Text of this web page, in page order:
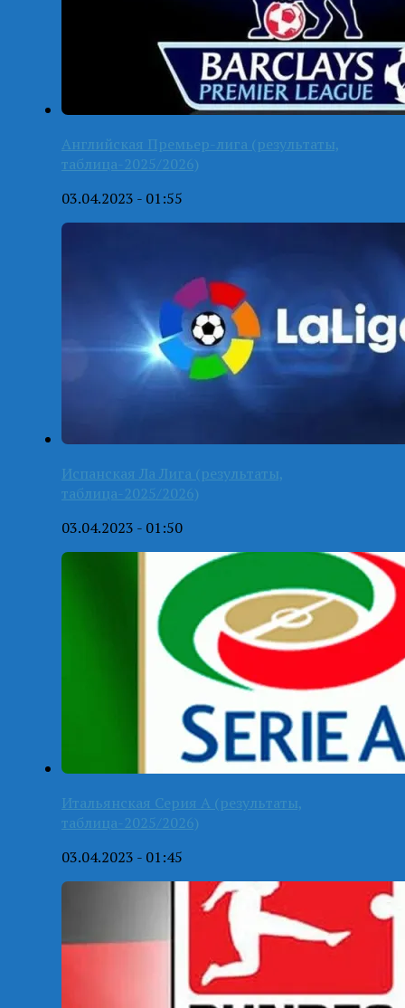
Английская Премьер-лига (результаты,
таблица-2025/2026)
03.04.2023 - 01:55
Испанская Ла Лига (результаты,
таблица-2025/2026)
03.04.2023 - 01:50
Итальянская Серия А (результаты,
таблица-2025/2026)
03.04.2023 - 01:45